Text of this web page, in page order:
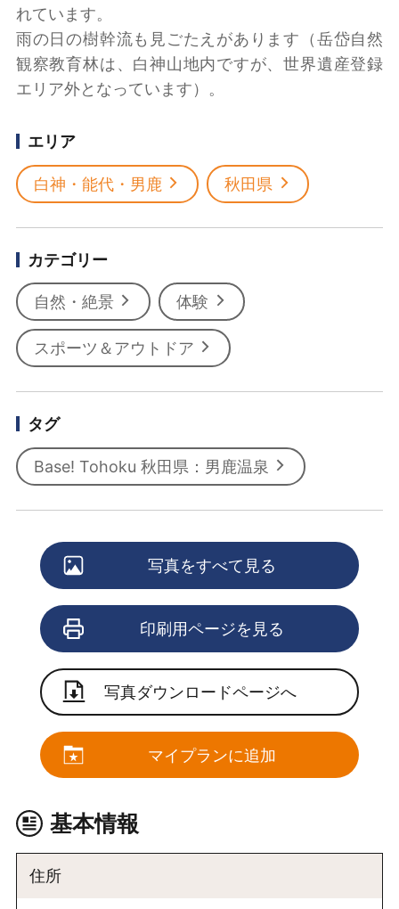
れています。
雨の日の樹幹流も見ごたえがあります（岳岱自然
観察教育林は、白神山地内ですが、世界遺産登録
エリア外となっています）。
エリア
白神・能代・男鹿 秋田県
カテゴリー
自然・絶景 体験
スポーツ＆アウトドア
タグ
Base! Tohoku 秋田県：男鹿温泉
写真をすべて見る
印刷用ページを見る
写真ダウンロードページへ
マイプランに追加
基本情報
住所